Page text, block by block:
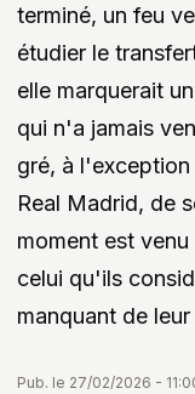
terminé, un feu
étudier le
elle marquerait
qui n'a jamais
gré, à
Real Madrid, de
moment est
celui qu'ils
manquant de
Pub. le 27/02/2026 -